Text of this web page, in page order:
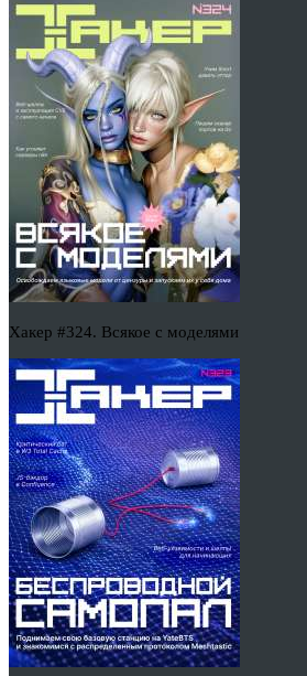
Хакер #324. Всякое с моделями